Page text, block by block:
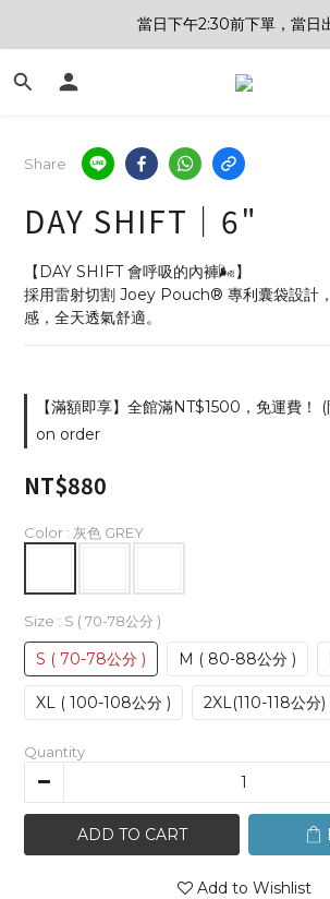
當日下午2:30前下單，當日
Share
DAY SHIFT｜6"
【DAY SHIFT 會呼吸的內褲🌬️】
採用雷射切割 Joey Pouch® 專利囊袋設計
感，全天透氣舒適。
【滿額即享】全館滿NT$1500，免運費！
on order
NT$880
Color : 灰色 GREY
Size : S ( 70-78公分 )
S ( 70-78公分 ) M ( 80-88公分 )
XL ( 100-108公分 ) 2XL(110-118公分)
Quantity
ADD TO CART
Add to Wishlist